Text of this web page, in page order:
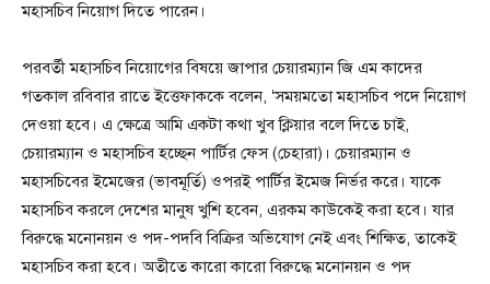
মহাসচিব নিয়োগ দিতে পারেন।
পরবর্তী মহাসচিব নিয়োগের বিষয়ে জাপার চেয়ারম্যান জি এম কাদের
গতকাল রবিবার রাতে ইত্তেফাককে বলেন, ‘সময়মতো মহাসচিব পদে নিয়োগ
দেওয়া হবে। এ ক্ষেত্রে আমি একটা কথা খুব ক্লিয়ার বলে দিতে চাই,
চেয়ারম্যান ও মহাসচিব হচ্ছেন পার্টির ফেস (চেহারা)। চেয়ারম্যান ও
মহাসচিবের ইমেজের (ভাবমূর্তি) ওপরই পার্টির ইমেজ নির্ভর করে। যাকে
মহাসচিব করলে দেশের মানুষ খুশি হবেন, এরকম কাউকেই করা হবে। যার
বিরুদ্ধে মনোনয়ন ও পদ-পদবি বিক্রির অভিযোগ নেই এবং শিক্ষিত, তাকেই
মহাসচিব করা হবে। অতীতে কারো কারো বিরুদ্ধে মনোনয়ন ও পদ